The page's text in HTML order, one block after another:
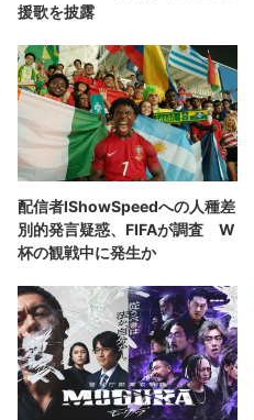
援歌を披露
配信者IShowSpeedへの人種差
別的発言疑惑、FIFAが調査 W
杯の観戦中に発生か